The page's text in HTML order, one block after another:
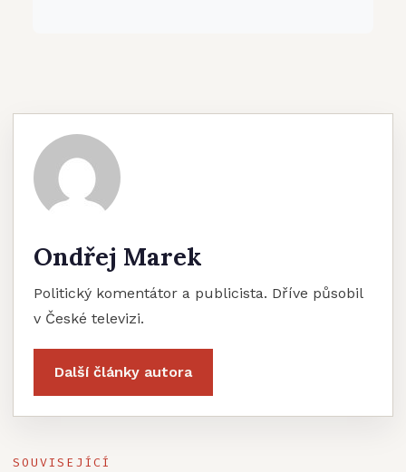
Ondřej Marek
Politický komentátor a publicista. Dříve působil
v České televizi.
Další články autora
SOUVISEJÍCÍ